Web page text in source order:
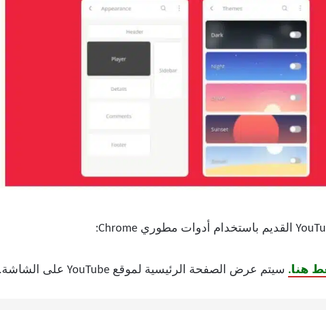
هنا. سيتم عرض الصفحة الرئيسية لموقع YouTube على الشاشة.